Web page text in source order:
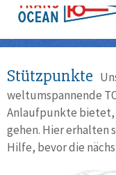
Stützpunkte
weltumspannende
Anlaufpunkte bietet,
gehen. Hier erhalten
Hilfe, bevor die